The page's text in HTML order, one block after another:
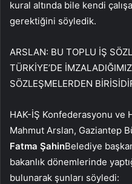
kural altında bile kendi
gerektiğini söyledik.
ARSLAN: BU TOPLU İŞ
TÜRKİYE’DE
SÖZLEŞMELERDEN
HAK-İŞ Konfederasyonu ve
Mahmut Arslan, Gaziantep
Fatma ŞahinBelediye
bakanlık dönemlerinde
bulunarak şunları söyledi: